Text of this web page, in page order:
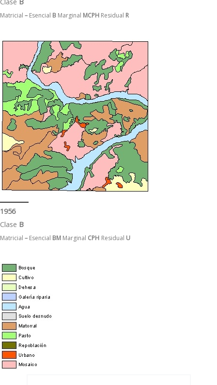
Matricial – Esencial B Marginal MCPH Residual R
1956
Clase B
Matricial – Esencial BM Marginal CPH Residual U